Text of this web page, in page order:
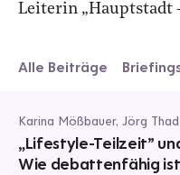
Leiterin „Hauptstadt
Alle Beiträge
Karina Mößbauer, Jörg
„Lifestyle-Teilzeit”
Wie debattenfähig